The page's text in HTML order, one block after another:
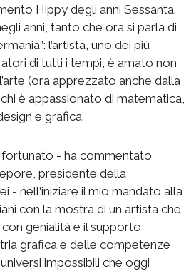
Hippy degli anni Sessanta.
anni, tanto che ora si parla di
l’artista, uno dei più
di tutti i tempi, è amato non
(ora apprezzato anche dalla
è appassionato di matematica,
e grafica.
- ha commentato
presidente della
- nell‘iniziare il mio mandato alla
con la mostra di un artista che
genialità e il supporto
grafica e delle competenze
impossibili che oggi